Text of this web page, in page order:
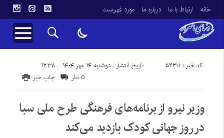
خانه ارتباط با ما درباره ما مورد فهرست
تاریخ انتشار : دوشنبه ۱۴ مهر ۱۴۰۴ - ۱۲:۳۸ کد خبر : 54311
چاپ خبر 0 نظر
وزیر نیرو از برنامه‌های فرهنگی طرح ملی سبا
در روز جهانی کودک بازدید می‌کند